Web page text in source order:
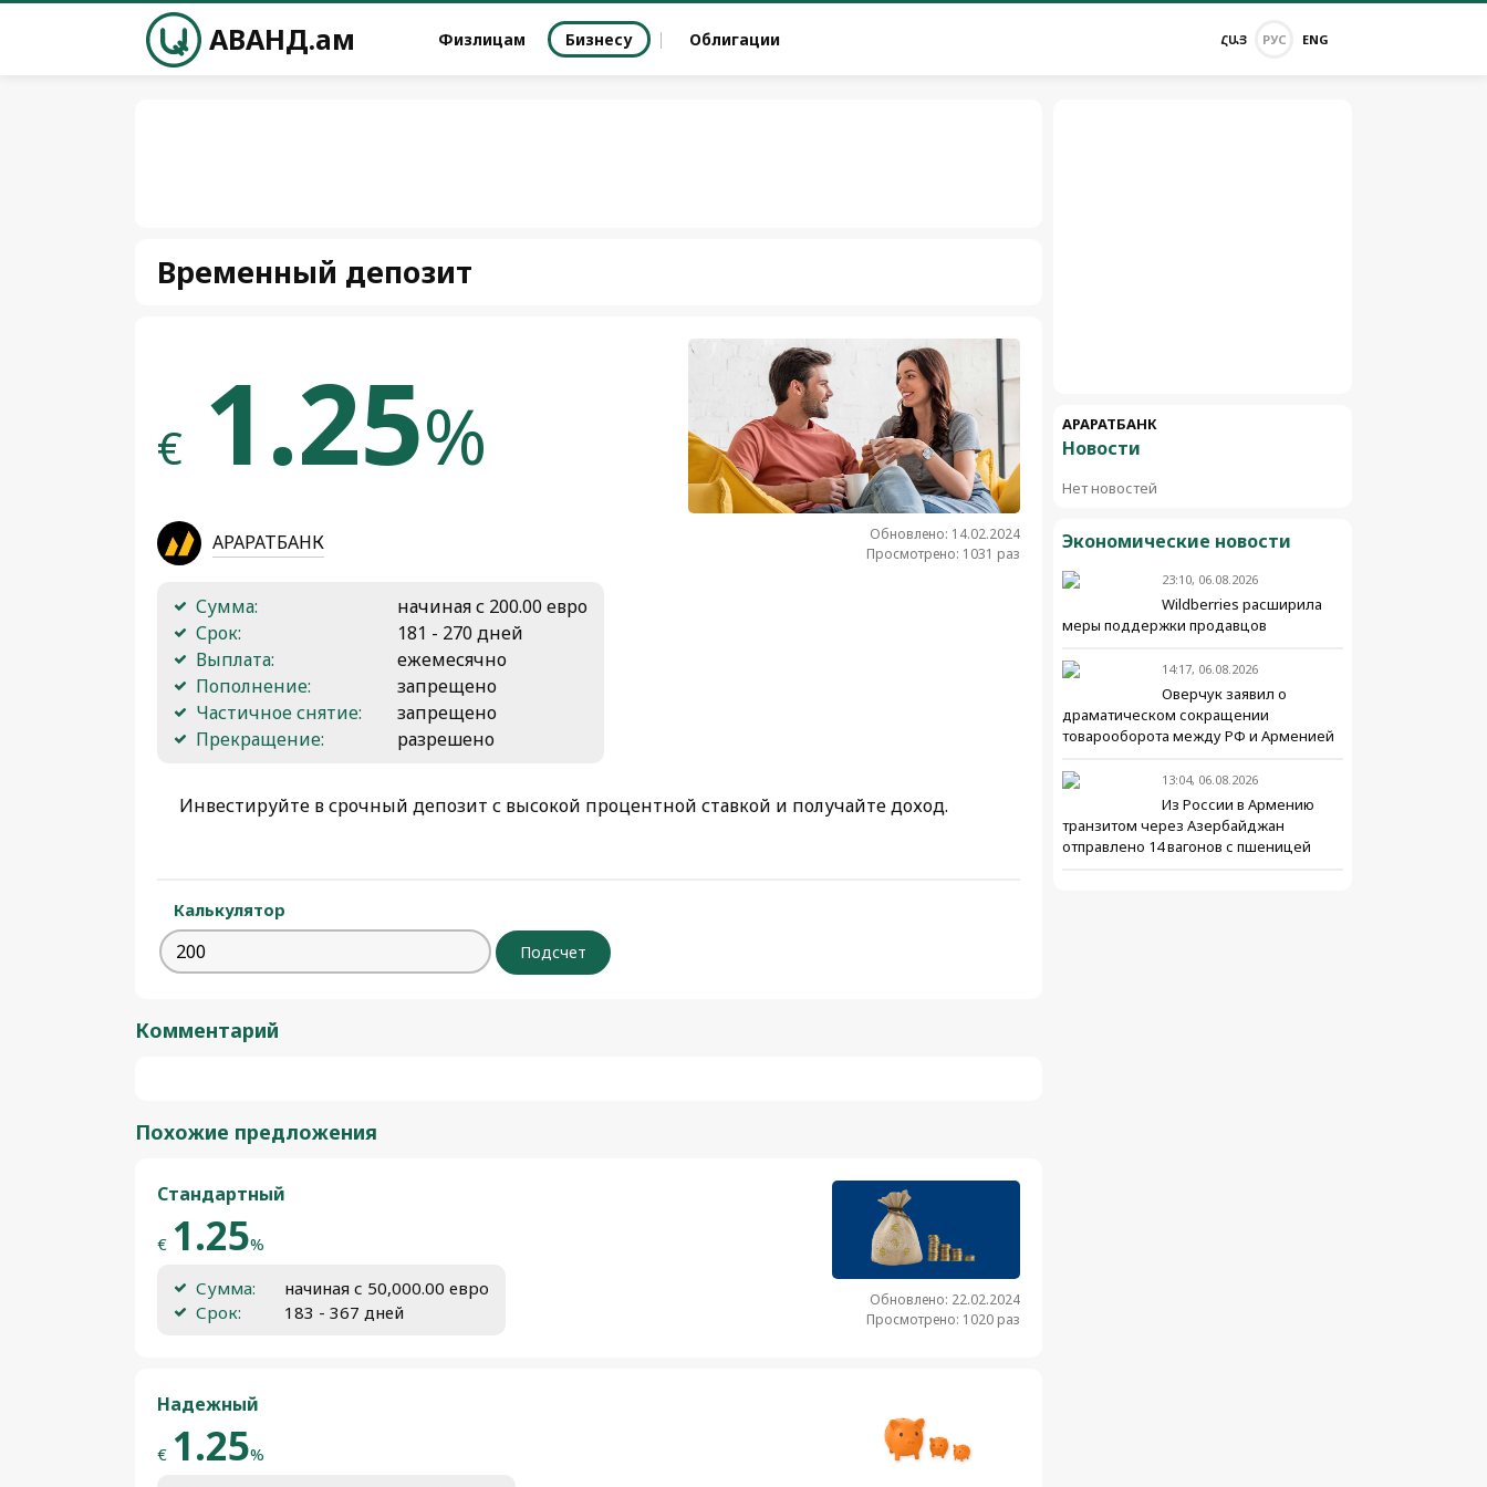
АВАНД.ам Физлицам Бизнесу Облигации ՀԱՅ РУС ENG
Временный депозит
Обновлено: 14.02.2024
Просмотрено: 1031 раз
€ 1.25%
АРАРАТБАНК
Сумма:
начиная с 200.00 евро
Срок:
181 - 270 дней
Выплата:
ежемесячно
Пополнение:
запрещено
Частичное снятие:
запрещено
Прекращение:
разрешено
Инвестируйте в срочный депозит с высокой процентной ставкой и получайте доход.
Калькулятор
Комментарий
Похожие предложения
Обновлено: 22.02.2024
Просмотрено: 1020 раз
Стандартный
€ 1.25%
Сумма:
начиная с 50,000.00 евро
Срок:
183 - 367 дней
Надежный
€ 1.25%
АРАРАТБАНК
Новости
Нет новостей
Экономические новости
23:10, 06.08.2026
Wildberries расширила
меры поддержки продавцов
14:17, 06.08.2026
Оверчук заявил о
драматическом сокращении
товарооборота между РФ и Арменией
13:04, 06.08.2026
Из России в Армению
транзитом через Азербайджан
отправлено 14 вагонов с пшеницей